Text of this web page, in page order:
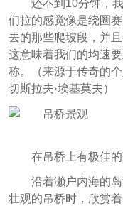
还不到10分钟，
们拉的感觉像是绕圈
去的那些爬坡段，并
这意味着我们的均速
称。（来源于传奇的
切斯拉夫·埃基莫夫）
在吊桥上有极佳
沿着濑户内海的
壮观的吊桥时，欣赏